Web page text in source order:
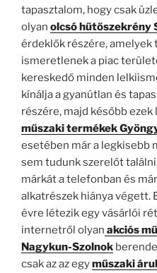
tapasztalom, hogy csak
olyan olcsó hűtőszekrény
érdeklők részére,
ismeretlenek a piac
kereskedő minden
kínálja a gyanútlan és
részére, majd később ezek
műszaki termékek
esetében már a legkisebb
sem tudunk szerelőt
márkát a telefonban és
alkatrészek hiánya végett.
évre létezik egy vásárlói
internetről olyan akciós
Nagykun-Szolnok
csak az az egyműszaki